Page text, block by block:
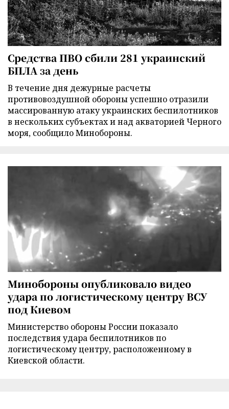
Средства ПВО сбили 281 украинский
БПЛА за день
В течение дня дежурные расчеты
противовоздушной обороны успешно отразили
массированную атаку украинских беспилотников
в нескольких субъектах и над акваторией Черного
моря, сообщило Минобороны.
Минобороны опубликовало видео
удара по логистическому центру ВСУ
под Киевом
Министерство обороны России показало
последствия удара беспилотников по
логистическому центру, расположенному в
Киевской области.